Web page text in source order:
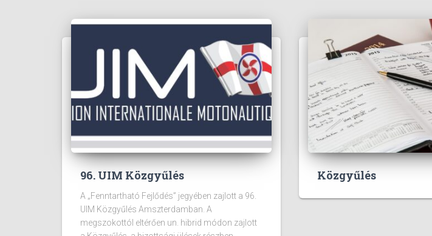
96. UIM Közgyűlés
A „Fenntartható Fejlődés” jegyében zajlott a 96.
UIM Közgyűlés Amszterdamban. A
megszokottól eltérően un. hibrid módon zajlott
Közgyűlés